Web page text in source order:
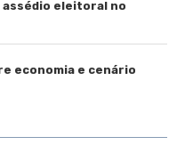
eleitoral no
economia e cenário